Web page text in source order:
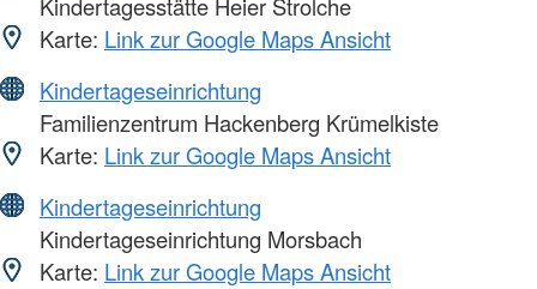
Kindertagesstätte Heier Strolche
Karte: Link zur Google Maps Ansicht
Kindertageseinrichtung
Familienzentrum Hackenberg Krümelkiste
Karte: Link zur Google Maps Ansicht
Kindertageseinrichtung
Kindertageseinrichtung Morsbach
Karte: Link zur Google Maps Ansicht